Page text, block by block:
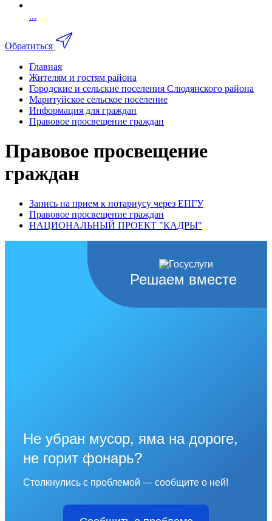
...
Обратиться
Главная
Жителям и гостям района
Городские и сельские поселения Слюдянского района
Маритуйское сельское поселение
Информация для граждан
Правовое просвещение граждан
Правовое просвещение
граждан
Запись на прием к нотариусу через ЕПГУ
Правовое просвещение граждан
НАЦИОНАЛЬНЫЙ ПРОЕКТ "КАДРЫ"
Решаем вместе
Не убран мусор, яма на дороге,
не горит фонарь?
Столкнулись с проблемой — сообщите о ней!